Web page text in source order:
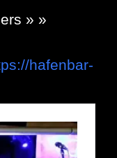
» »
hafenbar-